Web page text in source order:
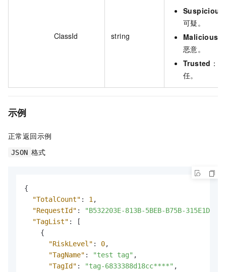
ClassId string
Suspicious
可疑。
Malicious
恶意。
Trusted ：信
任。
示例
正常返回示例
JSON 格式
{
"TotalCount" : 1 ,
"RequestId" :
"B532203E-813B-5BEB-B75B-
"TagList" :
[
{
"RiskLevel" : 0,
"TagName" : "test tag" ,
"TagId" : "tag-6833388d18cc****" ,